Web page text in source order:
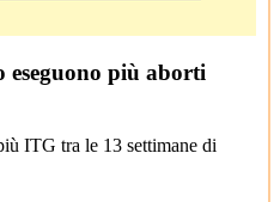
eseguono più aborti
ITG tra le 13 settimane di